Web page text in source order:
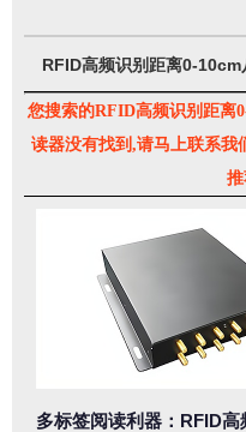
RFID高频识别距离0-
您搜索的RFID高频识别距离
读器没有找到,请马上联系我
推
多标签阅读利器：RFID